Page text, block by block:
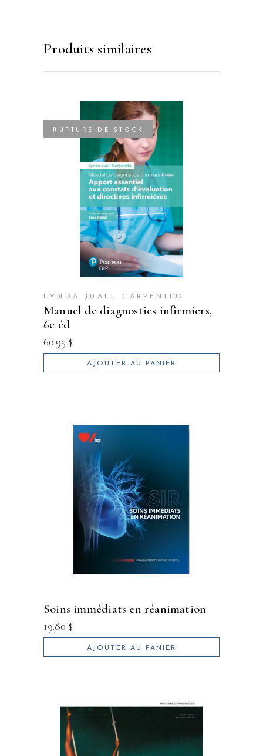
Produits similaires
RUPTURE DE STOCK
LYNDA JUALL CARPENITO
manuel de diagnostics infirmiers,
6e éd
60.95 $
AJOUTER AU PANIER
soins immédiats en réanimation
19.80 $
AJOUTER AU PANIER